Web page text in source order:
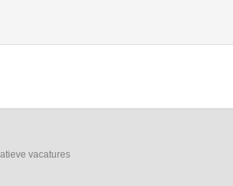
vacatures